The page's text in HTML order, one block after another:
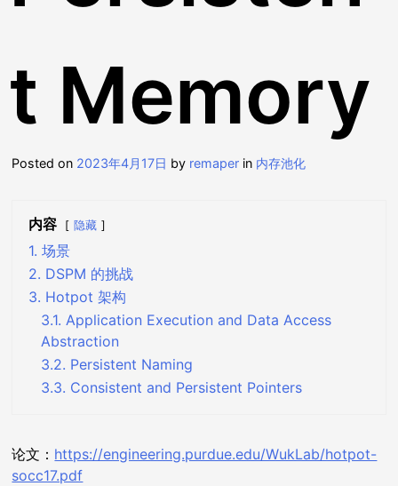
t Memory
Posted on 2023年4月17日 by remaper in 内存池化
内容 隐藏
1. 场景
2. DSPM 的挑战
3. Hotpot 架构
3.1. Application Execution and Data Access
Abstraction
3.2. Persistent Naming
3.3. Consistent and Persistent Pointers
论文： https://engineering.purdue.edu/WukLab/hotpot-
socc17.pdf